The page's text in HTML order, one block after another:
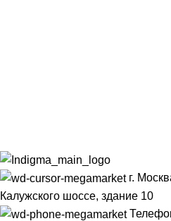
г.
Калужского шоссе, здание 10